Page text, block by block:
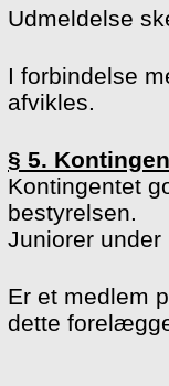
Udmeldelse
I forbindelse
afvikles.
§ 5.
Kontingentet
bestyrelsen.
Juniorer
Er et medlem
dette